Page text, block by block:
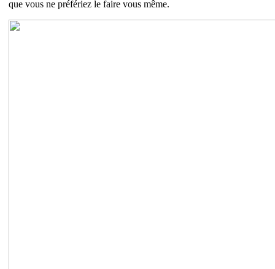
que vous ne préfériez le faire vous même.